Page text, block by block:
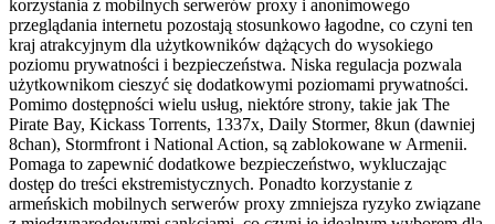
korzystania z mobilnych serwerów proxy i anonimowego
przeglądania internetu pozostają stosunkowo łagodne, co czyni ten
kraj atrakcyjnym dla użytkowników dążących do wysokiego
poziomu prywatności i bezpieczeństwa. Niska regulacja pozwala
użytkownikom cieszyć się dodatkowymi poziomami prywatności.
Pomimo dostępności wielu usług, niektóre strony, takie jak The
Pirate Bay, Kickass Torrents, 1337x, Daily Stormer, 8kun (dawniej
8chan), Stormfront i National Action, są zablokowane w Armenii.
Pomaga to zapewnić dodatkowe bezpieczeństwo, wykluczając
dostęp do treści ekstremistycznych. Ponadto korzystanie z
armeńskich mobilnych serwerów proxy zmniejsza ryzyko związane